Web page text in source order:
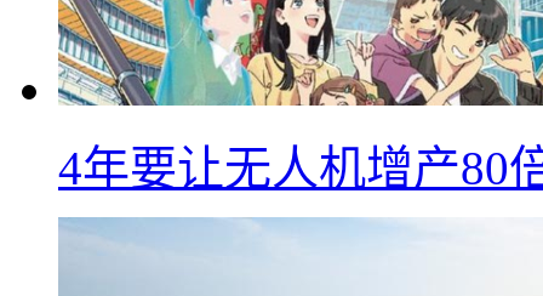
4年要让无人机增产80